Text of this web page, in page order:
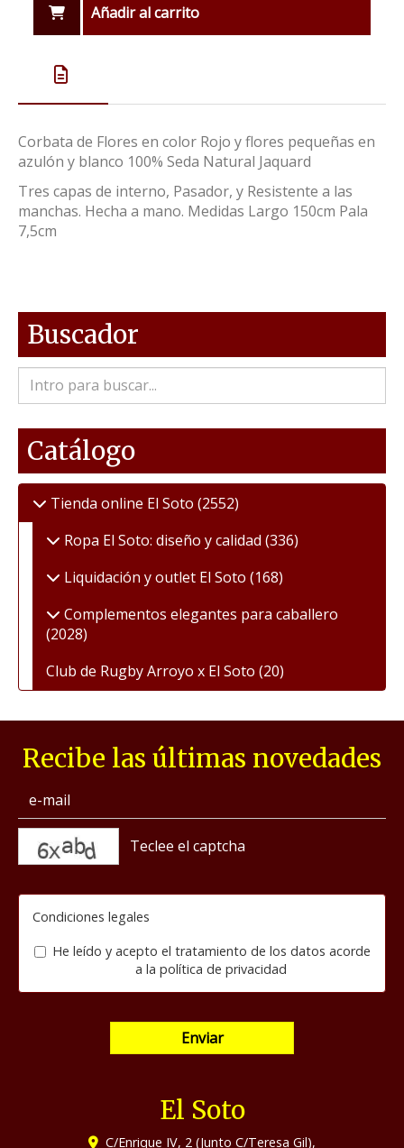
Añadir al carrito
Corbata de Flores en color Rojo y flores pequeñas en
azulón y blanco 100% Seda Natural Jaquard
Tres capas de interno, Pasador, y Resistente a las
manchas. Hecha a mano. Medidas Largo 150cm Pala
7,5cm
Buscador
Catálogo
Tienda online El Soto (2552)
Ropa El Soto: diseño y calidad (336)
Liquidación y outlet El Soto (168)
Complementos elegantes para caballero
(2028)
Club de Rugby Arroyo x El Soto (20)
Recibe las últimas novedades
Condiciones legales
He leído y acepto el tratamiento de los datos acorde
a la política de privacidad
Enviar
El Soto
C/Enrique IV, 2 (Junto C/Teresa Gil),